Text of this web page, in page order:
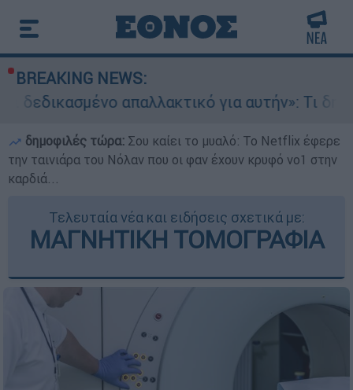
BREAKING NEWS:
απαλλακτικό για αυτήν»: Τι δηλώνει στο
δημοφιλές τώρα: Σου καίει το μυαλό: Το Netflix έφερε
την ταινιάρα του Νόλαν που οι φαν έχουν κρυφό νο1 στην
καρδιά...
Τελευταία νέα και ειδήσεις σχετικά με:
ΜΑΓΝΗΤΙΚΗ ΤΟΜΟΓΡΑΦΙΑ